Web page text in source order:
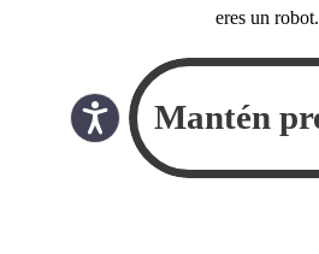
eres un robot.